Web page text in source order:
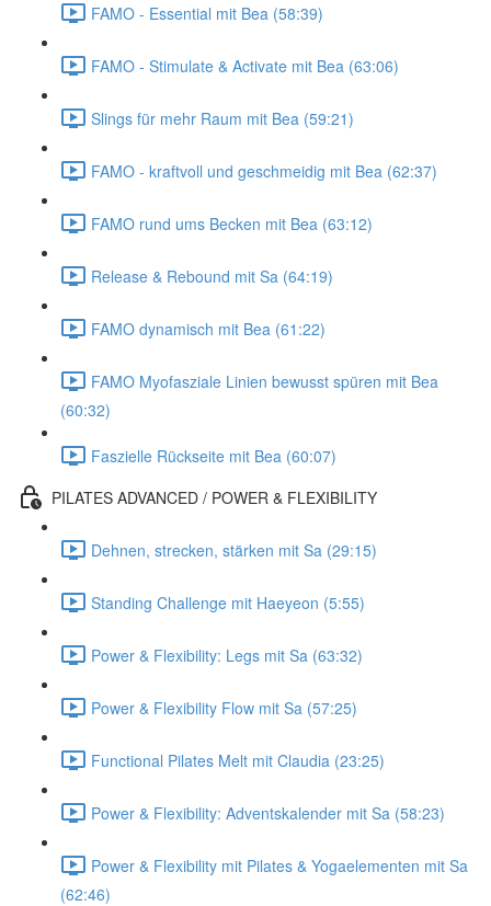
FAMO - Essential mit Bea (58:39)
FAMO - Stimulate & Activate mit Bea (63:06)
Slings für mehr Raum mit Bea (59:21)
FAMO - kraftvoll und geschmeidig mit Bea (62:37)
FAMO rund ums Becken mit Bea (63:12)
Release & Rebound mit Sa (64:19)
FAMO dynamisch mit Bea (61:22)
FAMO Myofasziale Linien bewusst spüren mit Bea
(60:32)
Faszielle Rückseite mit Bea (60:07)
PILATES ADVANCED / POWER & FLEXIBILITY
Dehnen, strecken, stärken mit Sa (29:15)
Standing Challenge mit Haeyeon (5:55)
Power & Flexibility: Legs mit Sa (63:32)
Power & Flexibility Flow mit Sa (57:25)
Functional Pilates Melt mit Claudia (23:25)
Power & Flexibility: Adventskalender mit Sa (58:23)
Power & Flexibility mit Pilates & Yogaelementen mit Sa
(62:46)